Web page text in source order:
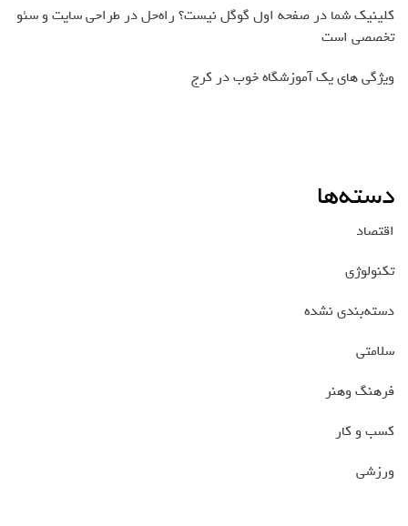
کلینیک شما در صفحه اول گوگل نیست؟ راه‌حل در طراحی سایت و سئو
تخصصی است
ویژگی های یک آموزشگاه خوب در کرج
دسته‌ها
اقتصاد
تکنولوژی
دسته‌بندی نشده
سلامتی
فرهنگ وهنر
کسب و کار
ورزشی